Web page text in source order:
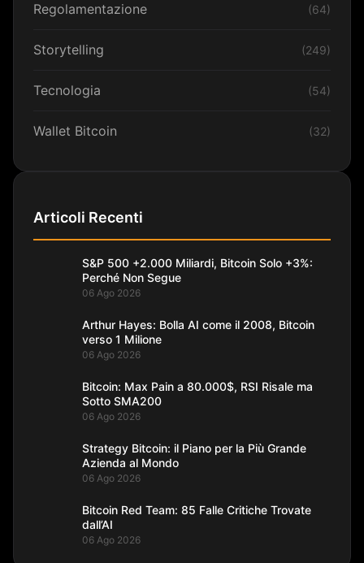
Regolamentazione (64)
Storytelling (249)
Tecnologia (54)
Wallet Bitcoin (32)
Articoli Recenti
S&P 500 +2.000 Miliardi, Bitcoin Solo +3%:
Perché Non Segue
06 Ago 2026
Arthur Hayes: Bolla AI come il 2008, Bitcoin
verso 1 Milione
06 Ago 2026
Bitcoin: Max Pain a 80.000$, RSI Risale ma
Sotto SMA200
06 Ago 2026
Strategy Bitcoin: il Piano per la Più Grande
Azienda al Mondo
06 Ago 2026
Bitcoin Red Team: 85 Falle Critiche Trovate
dall’AI
06 Ago 2026